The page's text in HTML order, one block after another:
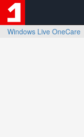
Windows Live OneCare